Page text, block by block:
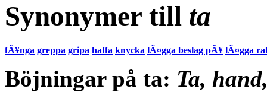
Synonymer till ta
fÃ¥nga greppa gripa haffa knycka lÃ¤gga beslag pÃ¥ lÃ¤gga
Böjningar på ta: Ta,